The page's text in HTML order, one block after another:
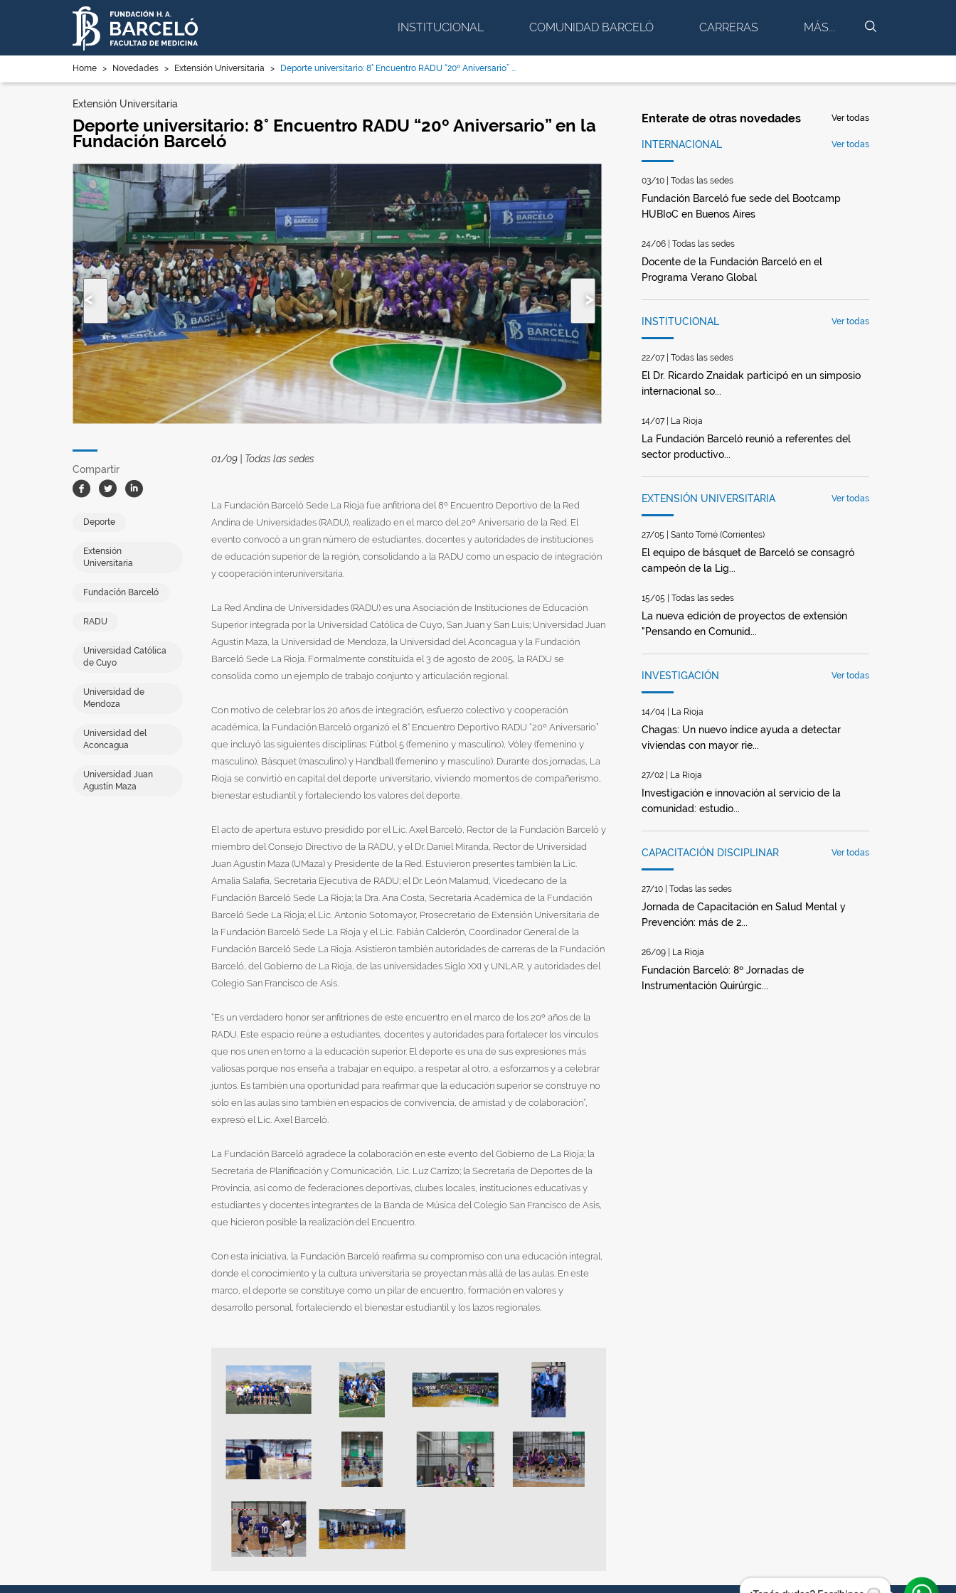
INSTITUCIONAL COMUNIDAD BARCELÓ CARRERAS MÁS... BUSCAR
Home > Novedades > Extensión Universitaria > Deporte universitario: 8° Encuentro RADU “20º Aniversario” ...
Extensión Universitaria
Deporte universitario: 8° Encuentro RADU “20º Aniversario” en la
Fundación Barceló
Anterior Siguiente
Compartir
Facebook
TwitterLinkedin
Deporte
Extensión
Universitaria
Fundación Barceló
RADU
Universidad Católica
de Cuyo
Universidad de
Mendoza
Universidad del
Aconcagua
Universidad Juan
Agustín Maza
01/09 | Todas las sedes
La Fundación Barceló Sede La Rioja fue anfitriona del 8º Encuentro Deportivo de la Red
Andina de Universidades (RADU), realizado en el marco del 20º Aniversario de la Red. El
evento convocó a un gran número de estudiantes, docentes y autoridades de instituciones
de educación superior de la región, consolidando a la RADU como un espacio de integración
y cooperación interuniversitaria.
La Red Andina de Universidades (RADU) es una Asociación de Instituciones de Educación
Superior integrada por la Universidad Católica de Cuyo, San Juan y San Luis; Universidad Juan
Agustín Maza, la Universidad de Mendoza, la Universidad del Aconcagua y la Fundación
Barceló Sede La Rioja. Formalmente constituida el 3 de agosto de 2005, la RADU se
consolida como un ejemplo de trabajo conjunto y articulación regional.
Con motivo de celebrar los 20 años de integración, esfuerzo colectivo y cooperación
académica, la Fundación Barceló organizó el 8° Encuentro Deportivo RADU “20º Aniversario”
que incluyó las siguientes disciplinas: Fútbol 5 (femenino y masculino), Vóley (femenino y
masculino), Básquet (masculino) y Handball (femenino y masculino). Durante dos jornadas, La
Rioja se convirtió en capital del deporte universitario, viviendo momentos de compañerismo,
bienestar estudiantil y fortaleciendo los valores del deporte.
El acto de apertura estuvo presidido por el Lic. Axel Barceló, Rector de la Fundación Barceló y
miembro del Consejo Directivo de la RADU, y el Dr. Daniel Miranda, Rector de Universidad
Juan Agustín Maza (UMaza) y Presidente de la Red. Estuvieron presentes también la Lic.
Amalia Salafia, Secretaria Ejecutiva de RADU; el Dr. León Malamud, Vicedecano de la
Fundación Barceló Sede La Rioja; la Dra. Ana Costa, Secretaria Académica de la Fundación
Barceló Sede La Rioja; el Lic. Antonio Sotomayor, Prosecretario de Extensión Universitaria de
la Fundación Barceló Sede La Rioja y el Lic. Fabián Calderón, Coordinador General de la
Fundación Barceló Sede La Rioja. Asistieron también autoridades de carreras de la Fundación
Barceló, del Gobierno de La Rioja, de las universidades Siglo XXI y UNLAR, y autoridades del
Colegio San Francisco de Asís.
“Es un verdadero honor ser anfitriones de este encuentro en el marco de los 20º años de la
RADU. Este espacio reúne a estudiantes, docentes y autoridades para fortalecer los vínculos
que nos unen en torno a la educación superior. El deporte es una de sus expresiones más
valiosas porque nos enseña a trabajar en equipo, a respetar al otro, a esforzarnos y a celebrar
juntos. Es también una oportunidad para reafirmar que la educación superior se construye no
sólo en las aulas sino también en espacios de convivencia, de amistad y de colaboración”,
expresó el Lic. Axel Barceló.
La Fundación Barceló agradece la colaboración en este evento del Gobierno de La Rioja; la
Secretaria de Planificación y Comunicación, Lic. Luz Carrizo; la Secretaría de Deportes de la
Provincia, así como de federaciones deportivas, clubes locales, instituciones educativas y
estudiantes y docentes integrantes de la Banda de Música del Colegio San Francisco de Asís,
que hicieron posible la realización del Encuentro.
Con esta iniciativa, la Fundación Barceló reafirma su compromiso con una educación integral,
donde el conocimiento y la cultura universitaria se proyectan más allá de las aulas. En este
marco, el deporte se constituye como un pilar de encuentro, formación en valores y
desarrollo personal, fortaleciendo el bienestar estudiantil y los lazos regionales.
Enterate de otras novedades Ver todas
INTERNACIONAL Ver todas
03/10 | Todas las sedes
Fundación Barceló fue sede del Bootcamp
HUBIoC en Buenos Aires
24/06 | Todas las sedes
Docente de la Fundación Barceló en el
Programa Verano Global
INSTITUCIONAL Ver todas
22/07 | Todas las sedes
El Dr. Ricardo Znaidak participó en un simposio
internacional so...
14/07 | La Rioja
La Fundación Barceló reunió a referentes del
sector productivo...
EXTENSIÓN UNIVERSITARIA Ver todas
27/05 | Santo Tomé (Corrientes)
El equipo de básquet de Barceló se consagró
campeón de la Lig...
15/05 | Todas las sedes
La nueva edición de proyectos de extensión
"Pensando en Comunid...
INVESTIGACIÓN Ver todas
14/04 | La Rioja
Chagas: Un nuevo índice ayuda a detectar
viviendas con mayor rie...
27/02 | La Rioja
Investigación e innovación al servicio de la
comunidad: estudio...
CAPACITACIÓN DISCIPLINAR Ver todas
27/10 | Todas las sedes
Jornada de Capacitación en Salud Mental y
Prevención: más de 2...
26/09 | La Rioja
Fundación Barceló: 8º Jornadas de
Instrumentación Quirúrgic...